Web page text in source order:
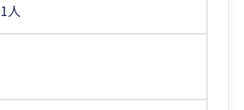
1人